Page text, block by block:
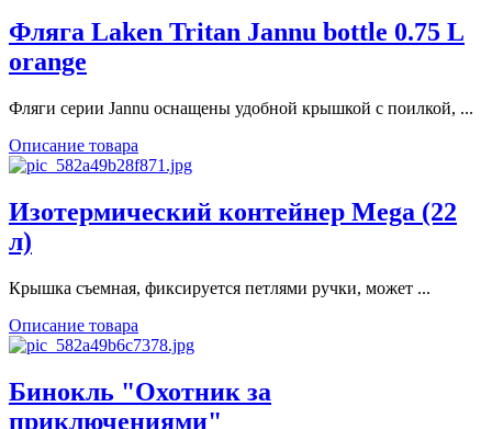
Фляга Laken Tritan Jannu bottle 0.75 L
orange
Фляги серии Jannu оснащены удобной крышкой с поилкой, ...
Описание товара
Изотермический контейнер Mega (22
л)
Крышка съемная, фиксируется петлями ручки, может ...
Описание товара
Бинокль "Охотник за
приключениями"